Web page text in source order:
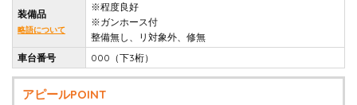
装備品
略語について
※程度良好
※ガンホース付
整備無し、リ対象外、修無
車台番号
000（下3桁）
アピールPOINT